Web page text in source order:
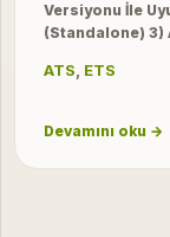
Versiyonu İle
(Standalone) 3)
ATS, ETS
Devamını oku →